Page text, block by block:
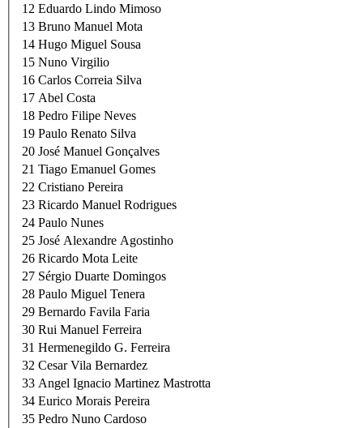
12 Eduardo Lindo Mimoso
13 Bruno Manuel Mota
14 Hugo Miguel Sousa
15 Nuno Virgilio
16 Carlos Correia Silva
17 Abel Costa
18 Pedro Filipe Neves
19 Paulo Renato Silva
20 José Manuel Gonçalves
21 Tiago Emanuel Gomes
22 Cristiano Pereira
23 Ricardo Manuel Rodrigues
24 Paulo Nunes
25
José Alexandre Agostinho
26 Ricardo Mota Leite
27 Sérgio Duarte Domingos
28 Paulo Miguel Tenera
29 Bernardo Favila Faria
30 Rui Manuel Ferreira
31 Hermenegildo G. Ferreira
32 Cesar Vila Bernardez
33 Angel Ignacio Martinez Mastrotta
34 Eurico Morais Pereira
35 Pedro Nuno Cardoso